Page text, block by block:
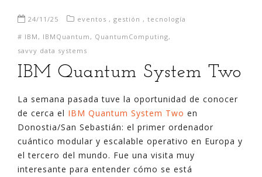
24/11/25 eventos , gestión , tecnología
# IBM , IBMQuantum , QuantumComputing,
savvy data systems
IBM Quantum System Two
La semana pasada tuve la oportunidad de conocer
de cerca el IBM Quantum System Two en
Donostia/San Sebastián: el primer ordenador
cuántico modular y escalable operativo en Europa y
el tercero del mundo. Fue una visita muy
interesante para entender cómo se está